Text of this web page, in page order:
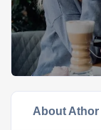
About Athor